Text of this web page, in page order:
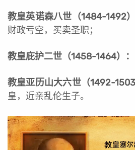
教皇英诺森八世（1484-1492
财政亏空，买卖圣职；
教皇庇护二世（1458-1464）：
教皇亚历山大六世（1492-1503
皇，近亲乱伦生子。